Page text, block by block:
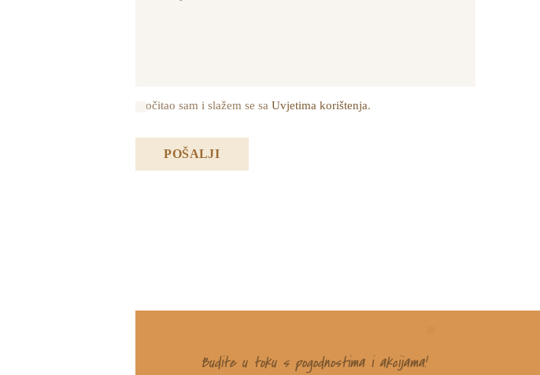
Pročitao sam i slažem se sa Uvjetima korištenja.
Budite u toku s pogodnostima i akcijama!